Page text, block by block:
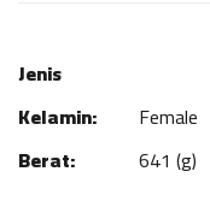
Jenis
Kelamin:
Female
Berat:
641 (g)